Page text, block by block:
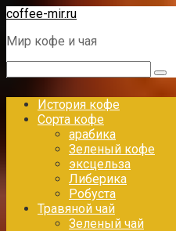
Перейти
контенту
coffee-mir.ru
Мир кофе и чая
История кофе
Сорта кофе
арабика
Зеленый кофе
эксцельза
Либерика
Робуста
Травяной чай
Зеленый чай